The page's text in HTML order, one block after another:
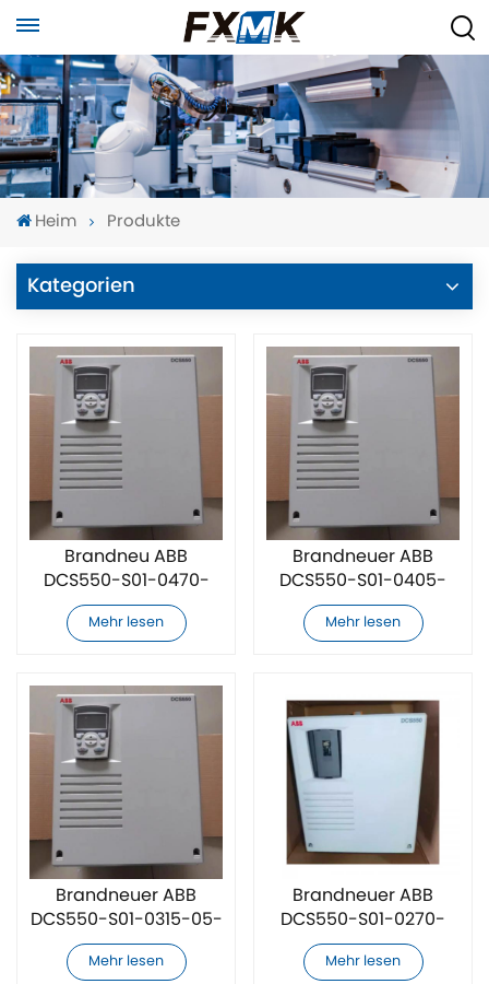
Heim Produkte
Kategorien
Brandneu ABB
DCS550-S01-0470-
05-00-00 DC-
Drehzahlregler
Mehr lesen
Brandneuer ABB
DCS550-S01-0405-
05-00-00 DC-
Drehzahlregler
Mehr lesen
Brandneuer ABB
DCS550-S01-0315-05-
00-00 DC-
Drehzahlregler
Mehr lesen
Brandneuer ABB
DCS550-S01-0270-
05-00-00 DC-
Drehzahlregler
Mehr lesen